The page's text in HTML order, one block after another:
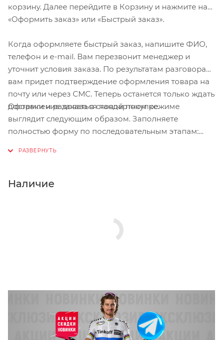
корзину. Далее перейдите в Корзину и нажмите на
«Оформить заказ» или «Быстрый заказ».
Когда оформляете быстрый заказ, напишите ФИО,
телефон и e-mail. Вам перезвонит менеджер и
уточнит условия заказа. По результатам разговора
вам придет подтверждение оформления товара на
почту или через СМС. Теперь останется только ждать
доставки и радоваться новой покупке.
Оформление заказа в стандартном режиме
выглядит следующим образом. Заполняете
полностью форму по последовательным этапам:
Нажмите кнопку «Оформить заказ».
Наличие